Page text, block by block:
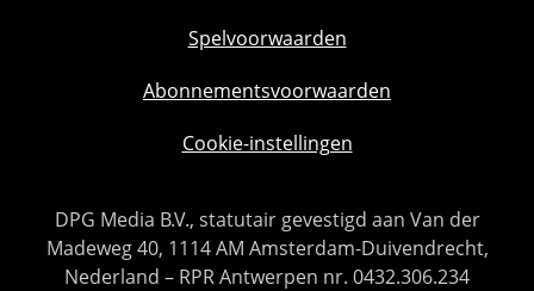
Spelvoorwaarden
Abonnementsvoorwaarden
Cookie-instellingen
DPG Media B.V., statutair gevestigd aan Van der
Madeweg 40, 1114 AM Amsterdam-Duivendrecht,
Nederland – RPR Antwerpen nr. 0432.306.234